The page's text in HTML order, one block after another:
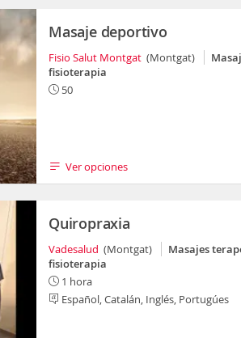
Masaje deportivo
Fisio Salut Montgat (Montgat)
fisioterapia
50
Ver opciones
Quiropraxia
Vadesalud (Montgat)
Masajes
fisioterapia
1 hora
Español, Catalán, Inglés, Portugúes